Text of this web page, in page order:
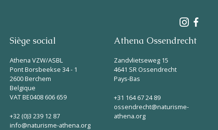
Siège social
Athena VZW/ASBL
Pont Borsbeekse 34 - 1
2600 Berchem
Belgique
VAT BE0408 606 659
+32 (0)3 239 12 87
info@naturisme-athena.org
Athena Ossendrecht
Zandvlietseweg 15
4641 SR Ossendrecht
Pays-Bas
+31 164 67 24 89
ossendrecht@naturisme-
athena.org